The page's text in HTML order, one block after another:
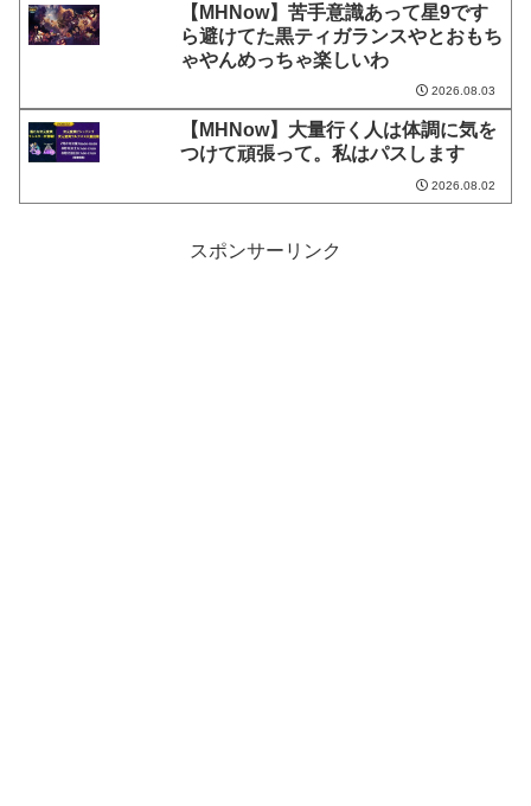
【MHNow】苦手意識あって星9です
ら避けてた黒ティガランスやとおもち
ゃやんめっちゃ楽しいわ
2026.08.03
【MHNow】大量行く人は体調に気を
つけて頑張って。私はパスします
2026.08.02
スポンサーリンク